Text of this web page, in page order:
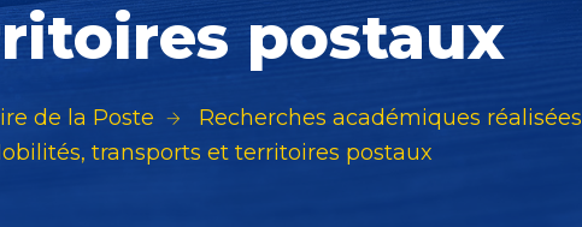
postaux
de la Poste
Recherches académiques réalisées
transports et territoires postaux